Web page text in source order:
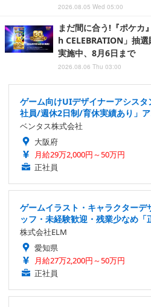
2026.08.05 Wed 05:00
まだ間に合う!『ポケカ
h CELEBRATION」抽
実施中、8月6日まで
2026.08.06 Thu 03:00
ゲーム向けUIデザイナーアシス
社員/週休2日制/育休実績あり」
ベンタス株式会社
大阪府
月給29万2,000円～50万円
正社員
ゲームイラスト・キャラクターデ
ッフ・未経験歓迎・残業少なめ「
株式会社ELM
愛知県
月給27万2,200円～50万円
正社員